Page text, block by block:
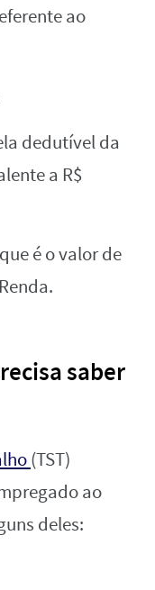
ao
dedutível da
a R$
é o valor de
saber
(TST)
ao
deles: